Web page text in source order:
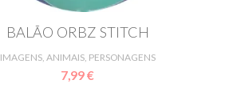
BALÃO ORBZ STITCH
IMAGENS, ANIMAIS, PERSONAGENS
7,99 €